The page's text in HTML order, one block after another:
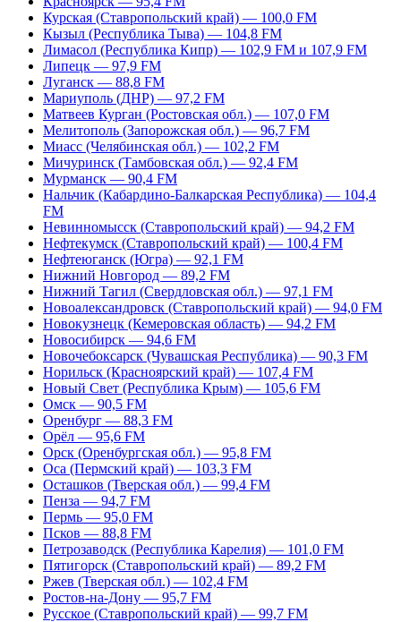
Курская (Ставропольский край) — 100,0 FM
Кызыл (Республика Тыва) — 104,8 FM
Лимасол (Республика Кипр) — 102,9 FM и 107,9 FM
Липецк — 97,9 FM
Луганск — 88,8 FM
Мариуполь (ДНР) — 97,2 FM
Матвеев Курган (Ростовская обл.) — 107,0 FM
Мелитополь (Запорожская обл.) — 96,7 FM
Миасс (Челябинская обл.) — 102,2 FM
Мичуринск (Тамбовская обл.) — 92,4 FM
Мурманск — 90,4 FM
Нальчик (Кабардино-Балкарская Республика) — 104,4
FM
Невинномысск (Ставропольский край) — 94,2 FM
Нефтекумск (Ставропольский край) — 100,4 FM
Нефтеюганск (Югра) — 92,1 FM
Нижний Новгород — 89,2 FM
Нижний Тагил (Свердловская обл.) — 97,1 FM
Новоалександровск (Ставропольский край) — 94,0 FM
Новокузнецк (Кемеровская область) — 94,2 FM
Новосибирск — 94,6 FM
Новочебоксарск (Чувашская Республика) — 90,3 FM
Норильск (Красноярский край) — 107,4 FM
Новый Свет (Республика Крым) — 105,6 FM
Омск — 90,5 FM
Оренбург — 88,3 FM
Орёл — 95,6 FM
Орск (Оренбургская обл.) — 95,8 FM
Оса (Пермский край) — 103,3 FM
Осташков (Тверская обл.) — 99,4 FM
Пенза — 94,7 FM
Пермь — 95,0 FM
Псков — 88,8 FM
Петрозаводск (Республика Карелия) — 101,0 FM
Пятигорск (Ставропольский край) — 89,2 FM
Ржев (Тверская обл.) — 102,4 FM
Ростов-на-Дону — 95,7 FM
Русское (Ставропольский край) — 99,7 FM